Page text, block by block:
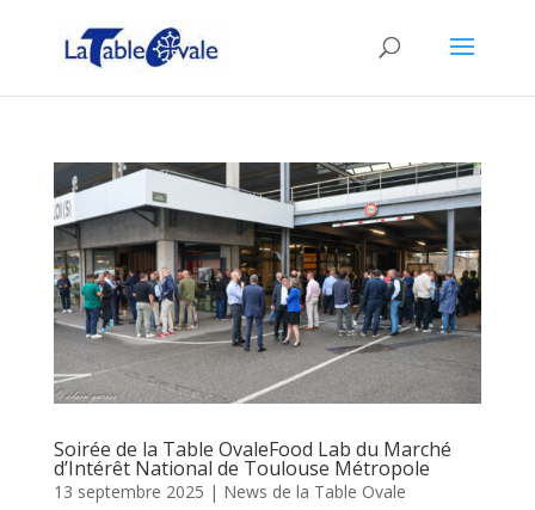
Soirée de la Table OvaleFood Lab du Marché
d’Intérêt National de Toulouse Métropole
13 septembre 2025 | News de la Table Ovale